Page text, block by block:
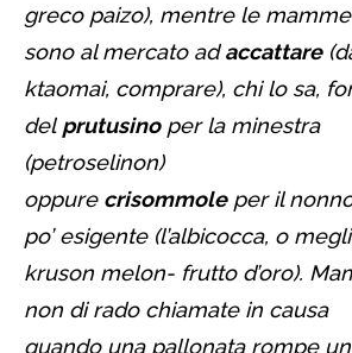
greco paizo), mentre le mamme
sono al mercato adaccattare
ktaomai, comprare), chi lo sa,
del prutusinoper la minestra
(petroselinon)
oppure crisommoleper il
po’ esigente (l’albicocca, o
kruson melon- frutto d’oro).
non di rado chiamate in causa
quando una pallonata rompe un